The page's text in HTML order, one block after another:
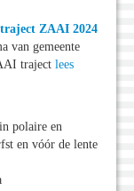
ZAAI 2024
van gemeente
traject lees
polaire en
en vóór de lente